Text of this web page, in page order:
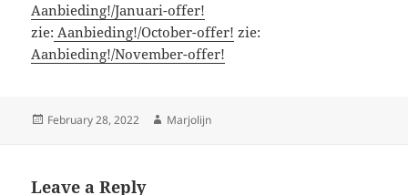
Aanbieding!/Januari-offer!
zie: Aanbieding!/October-offer! zie:
Aanbieding!/November-offer!
Posted
February 28, 2022 Author
Marjolijn
Leave a Reply